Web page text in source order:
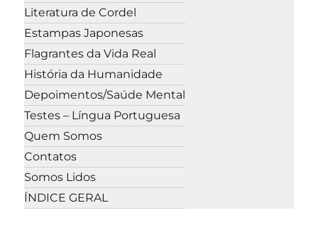
Literatura de Cordel
Estampas Japonesas
Flagrantes da Vida Real
História da Humanidade
Depoimentos/Saúde Mental
Testes – Língua Portuguesa
Quem Somos
Contatos
Somos Lidos
ÍNDICE GERAL